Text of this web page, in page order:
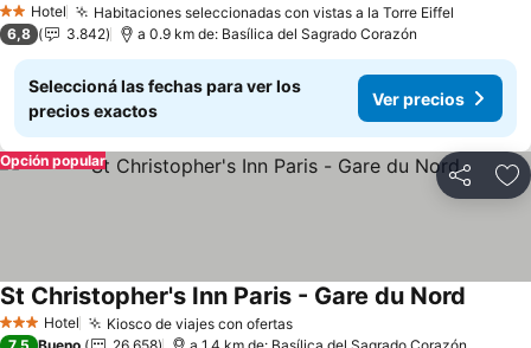
2 Estrellas
Hotel Habitaciones seleccionadas con vistas a la Torre Eiffel
6,8 3.842 a 0.9 km de: Basílica del Sagrado Corazón
Seleccioná las fechas para ver los
precios exactos
Ver precios
Compartir
Opción popular
3 Estrellas
Hotel Kiosco de viajes con ofertas
St Christopher's Inn Paris - Gare du Nord